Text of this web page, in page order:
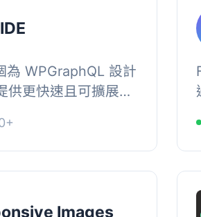
為 WPGraphQL 設計
供更快速且可擴展的
原生的編...
Images